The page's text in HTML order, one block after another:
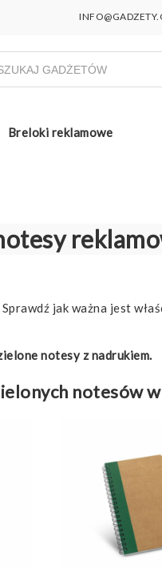
Breloki reklamowe
jak ważna jest
notesy z nadrukiem.
notesów